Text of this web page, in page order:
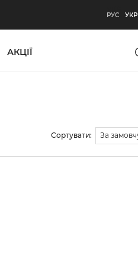
РУС УКР
АКЦІЇ
Сортувати: